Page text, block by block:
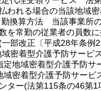
われる場合の当該地域
換算方法 当該事業所
を常勤の従業者の員数に
一部改正〔平成28年条例
密着型介護予防サービ
定地域密着型介護予防サ
域密着型介護予防サービ
ター(法第115条の46第1